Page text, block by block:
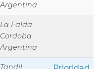
Argentina
La Falda
Cordoba
Argentina
Tandil